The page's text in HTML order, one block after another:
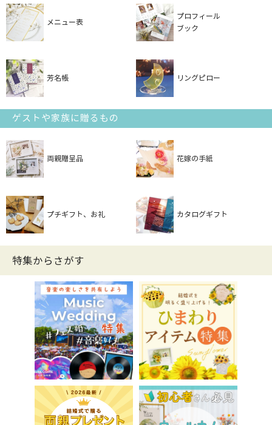
メニュー表
プロフィール
ブック
芳名帳 リングピロー
ゲストや家族に贈るもの
両親贈呈品 花嫁の手紙
プチギフト、お礼 カタログギフト
特集からさがす